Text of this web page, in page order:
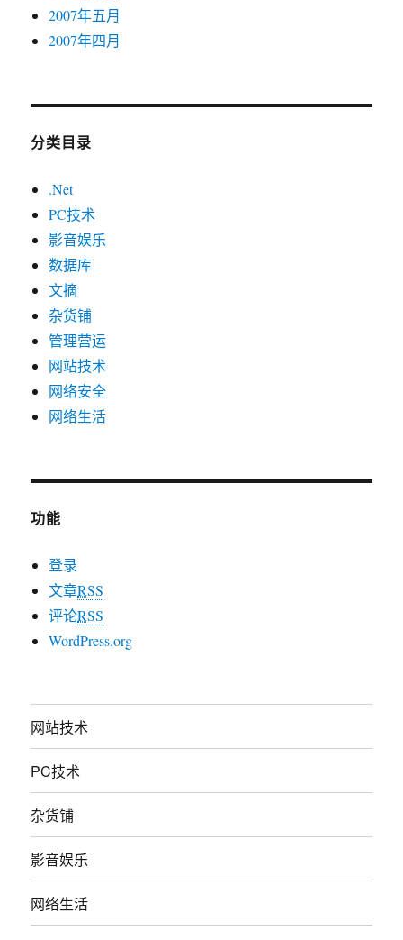
2007年五月
2007年四月
分类目录
.Net
PC技术
影音娱乐
数据库
文摘
杂货铺
管理营运
网站技术
网络安全
网络生活
功能
登录
文章RSS
评论RSS
WordPress.org
网站技术
PC技术
杂货铺
影音娱乐
网络生活